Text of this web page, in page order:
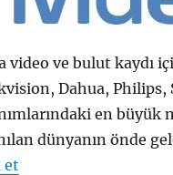
video ve bulut kaydı
Dahua,
en büyük
dünyanın önde
et“Ivideon Türkiye”